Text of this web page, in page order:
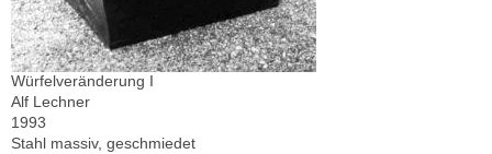
Würfelveränderung I
Alf Lechner
1993
Stahl massiv, geschmiedet